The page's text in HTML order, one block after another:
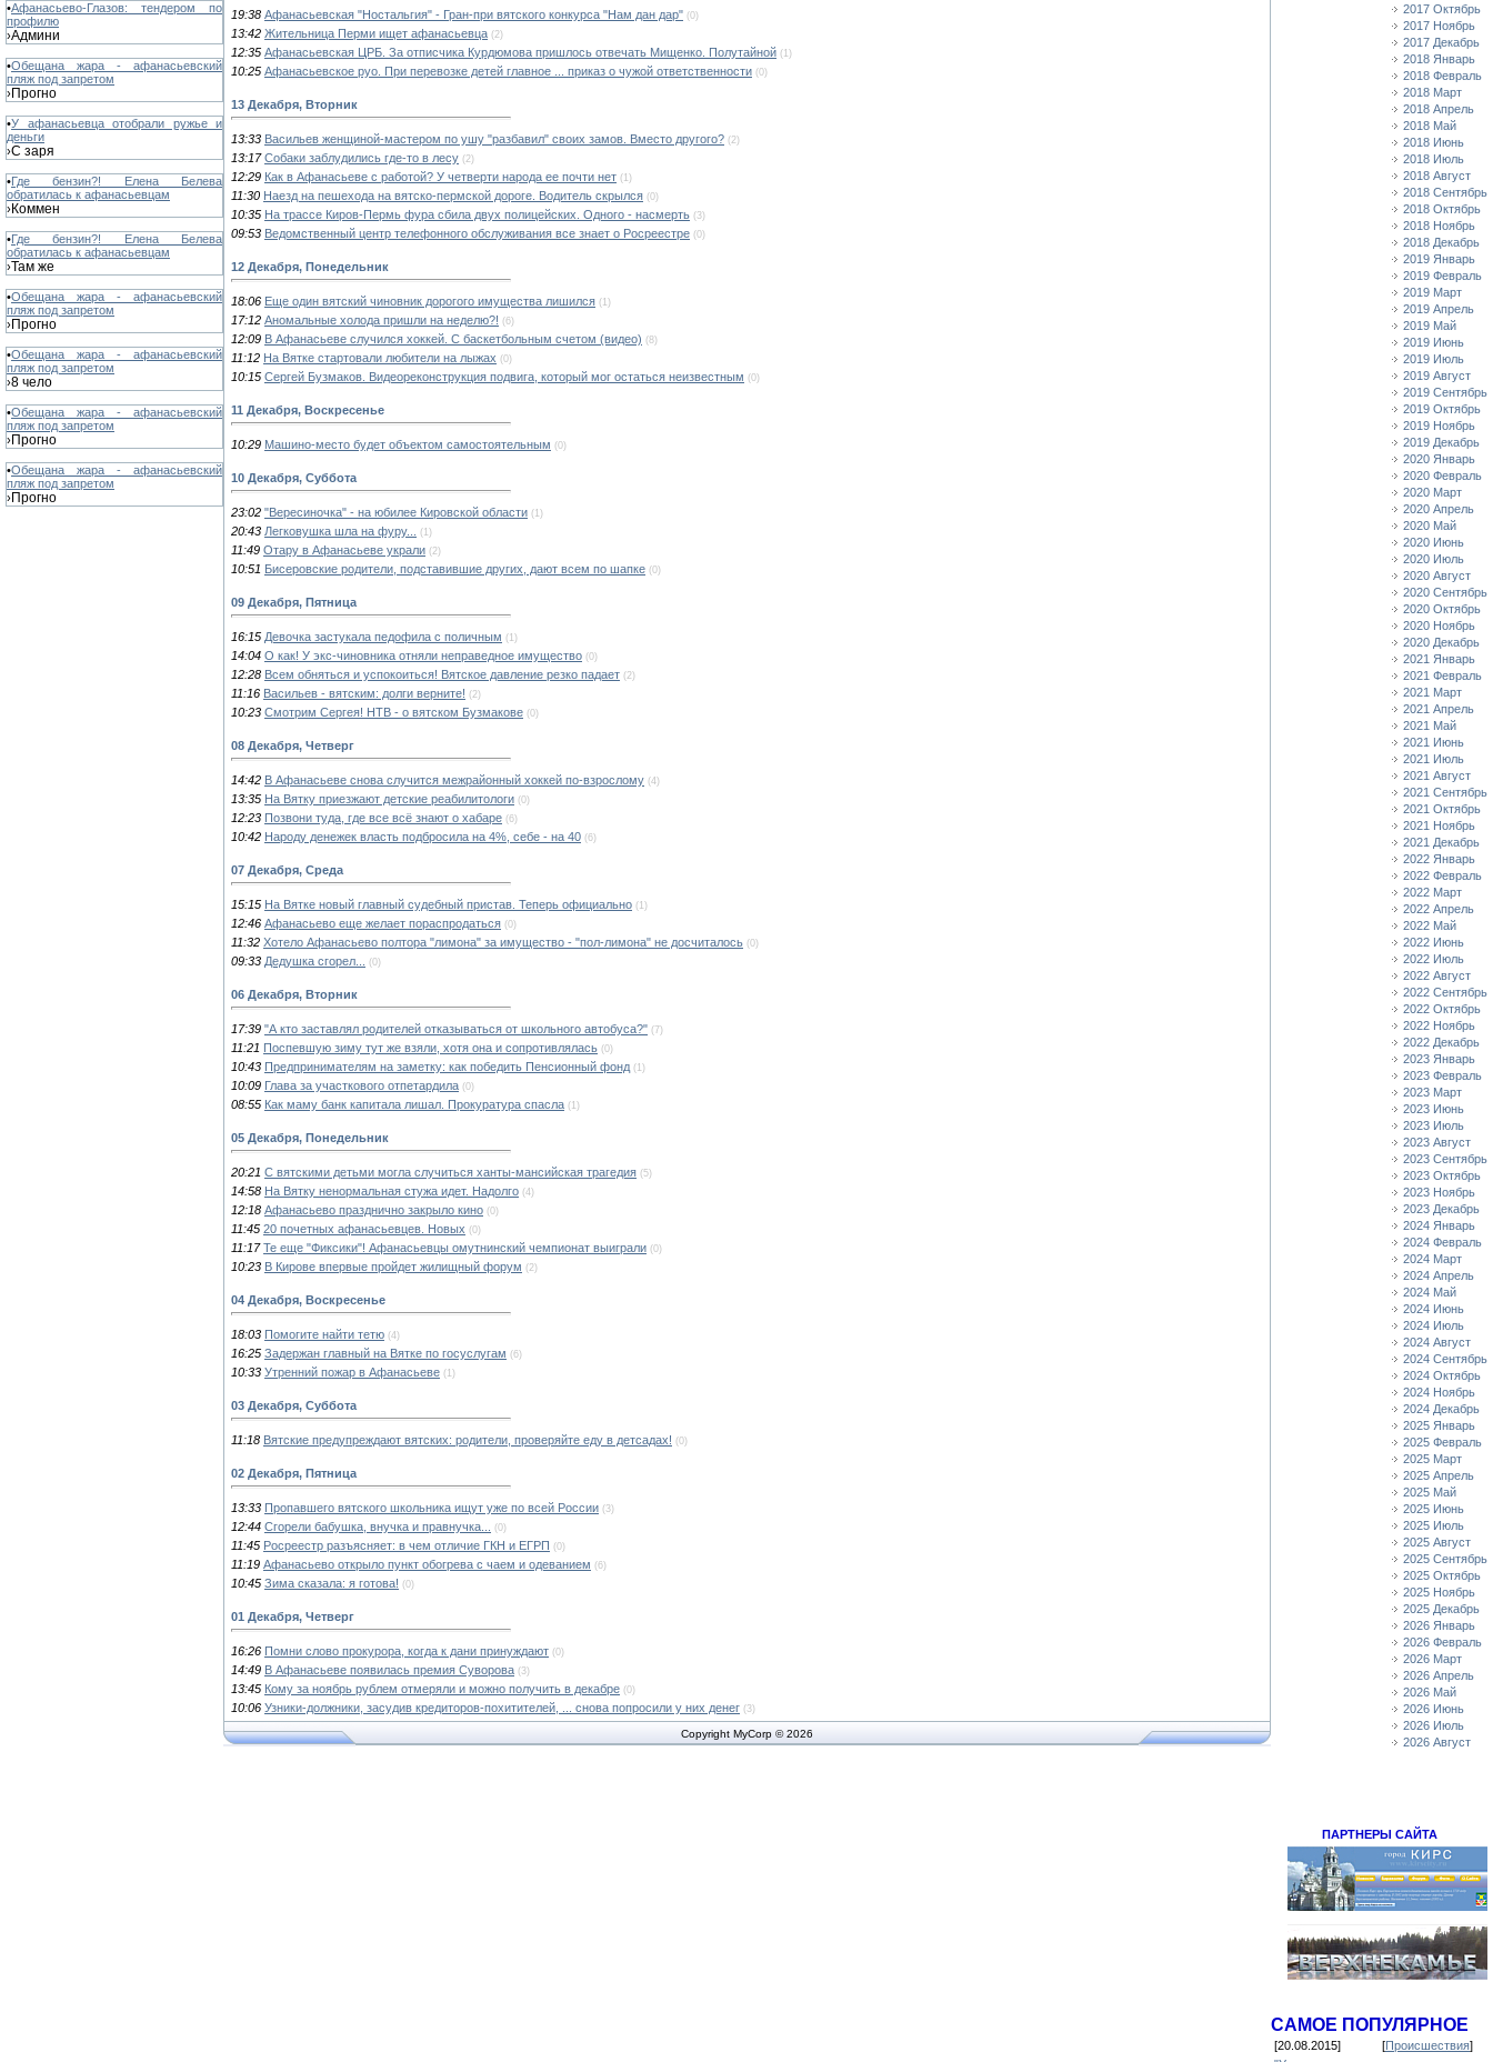
•Афанасьево-Глазов: тендером по
профилю
›Админи
•Обещана жара - афанасьевский
пляж под запретом
›Прогно
•У афанасьевца отобрали ружье и
деньги
›С заря
•Где бензин?! Елена Белева
обратилась к афанасьевцам
›Коммен
•Где бензин?! Елена Белева
обратилась к афанасьевцам
›Там же
•Обещана жара - афанасьевский
пляж под запретом
›Прогно
•Обещана жара - афанасьевский
пляж под запретом
›8 чело
•Обещана жара - афанасьевский
пляж под запретом
›Прогно
•Обещана жара - афанасьевский
пляж под запретом
›Прогно
19:38 Афанасьевская "Ностальгия" - Гран-при вятского конкурса "Нам дан дар" (0)
13:42 Жительница Перми ищет афанасьевца (2)
12:35 Афанасьевская ЦРБ. За отписчика Курдюмова пришлось отвечать Мищенко. Полутайной (1)
10:25 Афанасьевское руо. При перевозке детей главное ... приказ о чужой ответственности (0)
13 Декабря, Вторник
13:33 Васильев женщиной-мастером по ушу "разбавил" своих замов. Вместо другого? (2)
13:17 Собаки заблудились где-то в лесу (2)
12:29 Как в Афанасьеве с работой? У четверти народа ее почти нет (1)
11:30 Наезд на пешехода на вятско-пермской дороге. Водитель скрылся (0)
10:35 На трассе Киров-Пермь фура сбила двух полицейских. Одного - насмерть (3)
09:53 Ведомственный центр телефонного обслуживания все знает о Росреестре (0)
12 Декабря, Понедельник
18:06 Еще один вятский чиновник дорогого имущества лишился (1)
17:12 Аномальные холода пришли на неделю?! (6)
12:09 В Афанасьеве случился хоккей. С баскетбольным счетом (видео) (8)
11:12 На Вятке стартовали любители на лыжах (0)
10:15 Сергей Бузмаков. Видеореконструкция подвига, который мог остаться неизвестным (0)
11 Декабря, Воскресенье
10:29 Машино-место будет объектом самостоятельным (0)
10 Декабря, Суббота
23:02 "Вересиночка" - на юбилее Кировской области (1)
20:43 Легковушка шла на фуру... (1)
11:49 Отару в Афанасьеве украли (2)
10:51 Бисеровские родители, подставившие других, дают всем по шапке (0)
09 Декабря, Пятница
16:15 Девочка застукала педофила с поличным (1)
14:04 О как! У экс-чиновника отняли неправедное имущество (0)
12:28 Всем обняться и успокоиться! Вятское давление резко падает (2)
11:16 Васильев - вятским: долги верните! (2)
10:23 Смотрим Сергея! НТВ - о вятском Бузмакове (0)
08 Декабря, Четверг
14:42 В Афанасьеве снова случится межрайонный хоккей по-взрослому (4)
13:35 На Вятку приезжают детские реабилитологи (0)
12:23 Позвони туда, где все всё знают о хабаре (6)
10:42 Народу денежек власть подбросила на 4%, себе - на 40 (6)
07 Декабря, Среда
15:15 На Вятке новый главный судебный пристав. Теперь официально (1)
12:46 Афанасьево еще желает пораспродаться (0)
11:32 Хотело Афанасьево полтора "лимона" за имущество - "пол-лимона" не досчиталось (0)
09:33 Дедушка сгорел... (0)
06 Декабря, Вторник
17:39 "А кто заставлял родителей отказываться от школьного автобуса?" (7)
11:21 Поспевшую зиму тут же взяли, хотя она и сопротивлялась (0)
10:43 Предпринимателям на заметку: как победить Пенсионный фонд (1)
10:09 Глава за участкового отпетардила (0)
08:55 Как маму банк капитала лишал. Прокуратура спасла (1)
05 Декабря, Понедельник
20:21 С вятскими детьми могла случиться ханты-мансийская трагедия (5)
14:58 На Вятку ненормальная стужа идет. Надолго (4)
12:18 Афанасьево празднично закрыло кино (0)
11:45 20 почетных афанасьевцев. Новых (0)
11:17 Те еще "Фиксики"! Афанасьевцы омутнинский чемпионат выиграли (0)
10:23 В Кирове впервые пройдет жилищный форум (2)
04 Декабря, Воскресенье
18:03 Помогите найти тетю (4)
16:25 Задержан главный на Вятке по госуслугам (6)
10:33 Утренний пожар в Афанасьеве (1)
03 Декабря, Суббота
11:18 Вятские предупреждают вятских: родители, проверяйте еду в детсадах! (0)
02 Декабря, Пятница
13:33 Пропавшего вятского школьника ищут уже по всей России (3)
12:44 Сгорели бабушка, внучка и правнучка... (0)
11:45 Росреестр разъясняет: в чем отличие ГКН и ЕГРП (0)
11:19 Афанасьево открыло пункт обогрева с чаем и одеванием (6)
10:45 Зима сказала: я готова! (0)
01 Декабря, Четверг
16:26 Помни слово прокурора, когда к дани принуждают (0)
14:49 В Афанасьеве появилась премия Суворова (3)
13:45 Кому за ноябрь рублем отмеряли и можно получить в декабре (0)
10:06 Узники-должники, засудив кредиторов-похитителей, ... снова попросили у них денег (3)
Copyright MyCorp © 2026
2017 Октябрь
2017 Ноябрь
2017 Декабрь
2018 Январь
2018 Февраль
2018 Март
2018 Апрель
2018 Май
2018 Июнь
2018 Июль
2018 Август
2018 Сентябрь
2018 Октябрь
2018 Ноябрь
2018 Декабрь
2019 Январь
2019 Февраль
2019 Март
2019 Апрель
2019 Май
2019 Июнь
2019 Июль
2019 Август
2019 Сентябрь
2019 Октябрь
2019 Ноябрь
2019 Декабрь
2020 Январь
2020 Февраль
2020 Март
2020 Апрель
2020 Май
2020 Июнь
2020 Июль
2020 Август
2020 Сентябрь
2020 Октябрь
2020 Ноябрь
2020 Декабрь
2021 Январь
2021 Февраль
2021 Март
2021 Апрель
2021 Май
2021 Июнь
2021 Июль
2021 Август
2021 Сентябрь
2021 Октябрь
2021 Ноябрь
2021 Декабрь
2022 Январь
2022 Февраль
2022 Март
2022 Апрель
2022 Май
2022 Июнь
2022 Июль
2022 Август
2022 Сентябрь
2022 Октябрь
2022 Ноябрь
2022 Декабрь
2023 Январь
2023 Февраль
2023 Март
2023 Июнь
2023 Июль
2023 Август
2023 Сентябрь
2023 Октябрь
2023 Ноябрь
2023 Декабрь
2024 Январь
2024 Февраль
2024 Март
2024 Апрель
2024 Май
2024 Июнь
2024 Июль
2024 Август
2024 Сентябрь
2024 Октябрь
2024 Ноябрь
2024 Декабрь
2025 Январь
2025 Февраль
2025 Март
2025 Апрель
2025 Май
2025 Июнь
2025 Июль
2025 Август
2025 Сентябрь
2025 Октябрь
2025 Ноябрь
2025 Декабрь
2026 Январь
2026 Февраль
2026 Март
2026 Апрель
2026 Май
2026 Июнь
2026 Июль
2026 Август
ПАРТНЕРЫ САЙТА
САМОЕ ПОПУЛЯРНОЕ
[20.08.2015] [Происшествия]